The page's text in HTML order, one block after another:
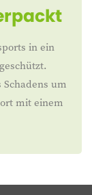
in ein
um
mit einem